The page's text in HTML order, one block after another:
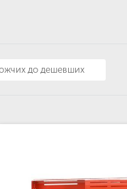
до дешевших